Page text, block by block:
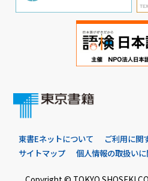
東書Eネットについて ご利用に関
サイトマップ
個人情報の取扱い